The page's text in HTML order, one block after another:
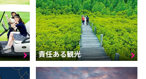
責任ある観光